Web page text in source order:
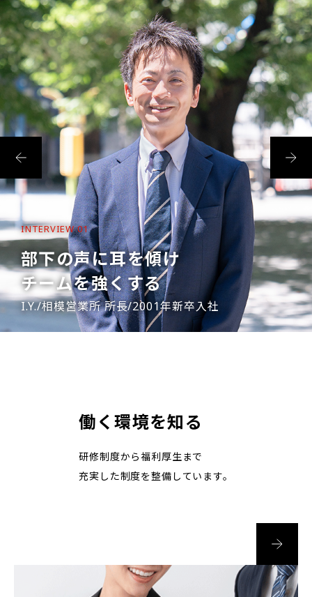
INTERVIEW 01
部下の声に耳を傾け
チームを強くする
I.Y./相模営業所 所長/2001年新卒入社
働く環境を知る
研修制度から福利厚生まで
充実した制度を整備しています。